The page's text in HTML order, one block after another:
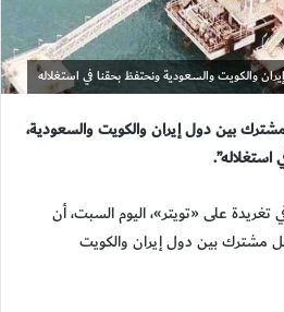
والكويت والسعودية ونحتفظ بحقنا في استغلاله
بين دول إيران والكويت والسعودية،
تغريدة على «تويتر»، اليوم السبت، أن
مشترك بين دول إيران والكويت